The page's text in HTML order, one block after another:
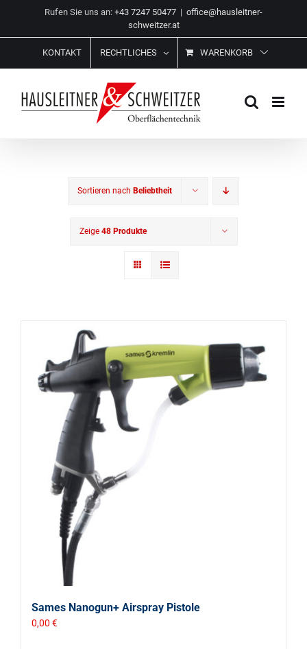
springen
Rufen Sie uns an: +43 7247 50477 | office@hausleitner-
schweitzer.at
KONTAKT RECHTLICHES WARENKORB
Sortieren nach Beliebtheit
Zeige 48 Produkte
Sames Nanogun+ Airspray Pistole
0,00 €